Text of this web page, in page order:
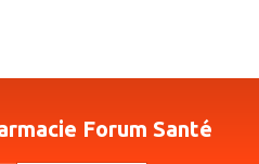
Forum Santé